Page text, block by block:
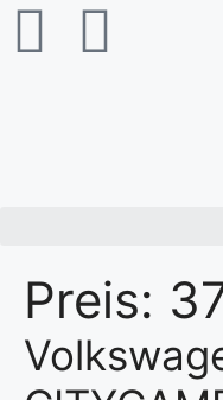
content
Preis: